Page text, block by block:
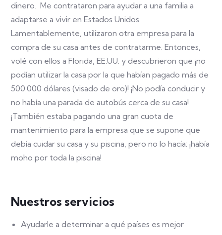
dinero. Me contrataron para ayudar a una familia a
adaptarse a vivir en Estados Unidos.
Lamentablemente, utilizaron otra empresa para la
compra de su casa antes de contratarme. Entonces,
volé con ellos a Florida, EE.UU. y descubrieron que ¡no
podían utilizar la casa por la que habían pagado más de
500.000 dólares (visado de oro)! ¡No podía conducir y
no había una parada de autobús cerca de su casa!
¡También estaba pagando una gran cuota de
mantenimiento para la empresa que se supone que
debía cuidar su casa y su piscina, pero no lo hacía: ¡había
moho por toda la piscina!
Nuestros servicios
Ayudarle a determinar a qué países es mejor